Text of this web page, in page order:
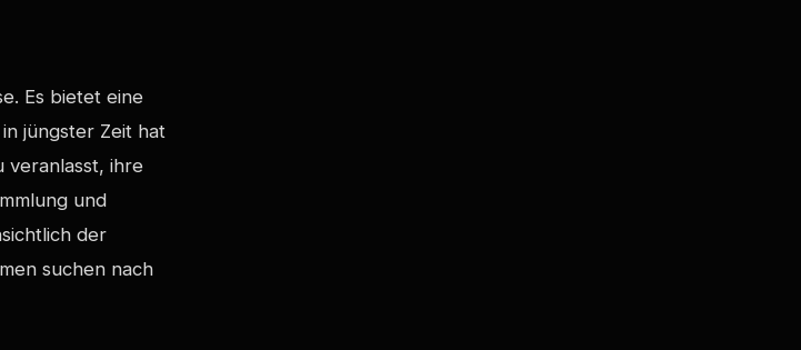
Es bietet eine
jüngster Zeit hat
veranlasst, ihre
und
der
suchen nach